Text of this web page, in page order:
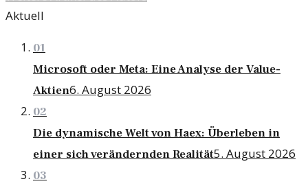
Aktuell
01
Microsoft oder Meta: Eine Analyse der Value-
Aktien6. August 2026
02
Die dynamische Welt von Haex: Überleben in
einer sich verändernden Realität5. August 2026
03